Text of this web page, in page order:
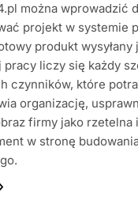
można wprowadzić
projekt w systemie
produkt
pracy liczy się każdy
czynników, które
organizację,
firmy jako
w stronę